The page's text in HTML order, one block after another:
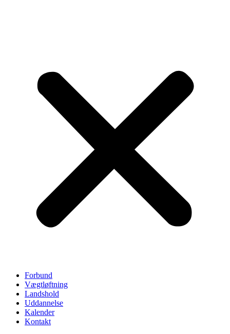
Forbund
Vægtløftning
Landshold
Uddannelse
Kalender
Kontakt